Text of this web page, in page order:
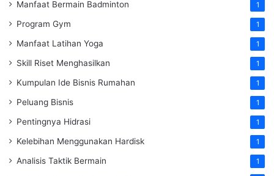
Manfaat Bermain Badminton 1
Program Gym 1
Manfaat Latihan Yoga 1
Skill Riset Menghasilkan 1
Kumpulan Ide Bisnis Rumahan 1
Peluang Bisnis 1
Pentingnya Hidrasi 1
Kelebihan Menggunakan Hardisk 1
Analisis Taktik Bermain 1